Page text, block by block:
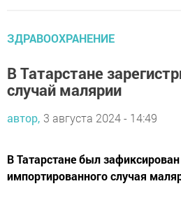
ЗДРАВООХРАНЕНИЕ
В Татарстане
случай малярии
автор, 3 августа 2024 - 14:49
В Татарстане был
импортированного случая